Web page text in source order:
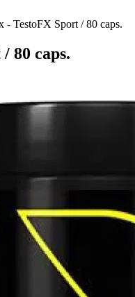
- TestoFX Sport / 80 caps.
80 caps.